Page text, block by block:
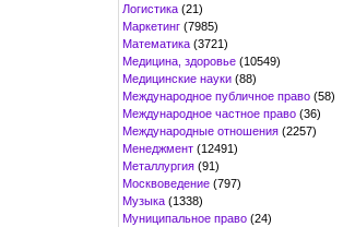
Логистика (21)
Маркетинг (7985)
Математика (3721)
Медицина, здоровье (10549)
Медицинские науки (88)
Международное публичное право (58)
Международное частное право (36)
Международные отношения (2257)
Менеджмент (12491)
Металлургия (91)
Москвоведение (797)
Музыка (1338)
Муниципальное право (24)